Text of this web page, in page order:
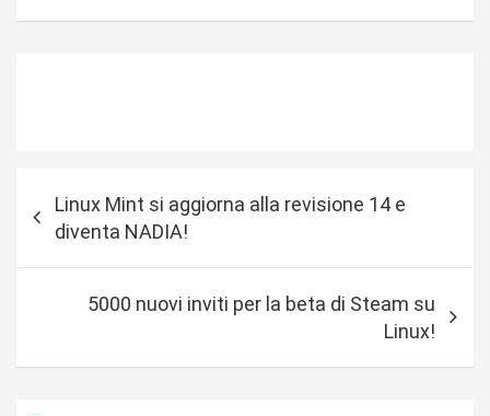
a
Linux Mint si aggiorna alla revisione 14 e
diventa NADIA!
5000 nuovi inviti per la beta di Steam su
Linux!